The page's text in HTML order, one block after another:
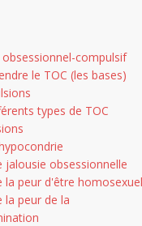
obsessionnel-compulsif
le TOC (les bases)
types de TOC
jalousie obsessionnelle
la peur d'être homosexuel
la peur de la